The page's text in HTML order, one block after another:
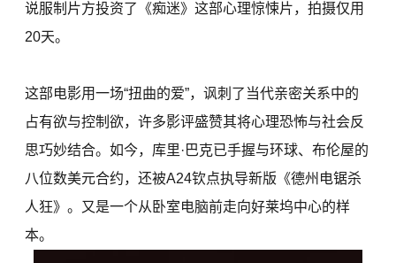
说服制片方投资了《痴迷》这部心理惊悚片，拍摄仅用
20天。
这部电影用一场“扭曲的爱”，讽刺了当代亲密关系中的
占有欲与控制欲，许多影评盛赞其将心理恐怖与社会反
思巧妙结合。如今，库里·巴克已手握与环球、布伦屋的
八位数美元合约，还被A24钦点执导新版《德州电锯杀
人狂》。又是一个从卧室电脑前走向好莱坞中心的样
本。